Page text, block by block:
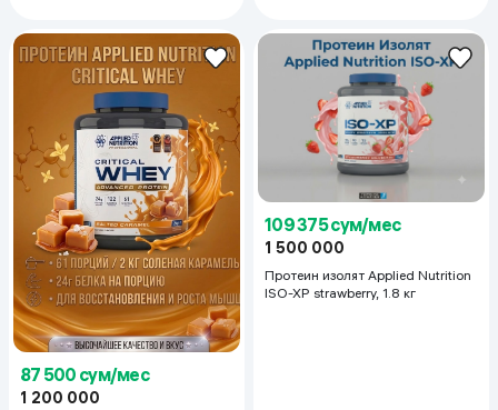
87 500 сум/мес
1 200 000
109 375 сум/мес
1 500 000
Протеин изолят Applied Nutrition
ISO-XP strawberry, 1.8 кг